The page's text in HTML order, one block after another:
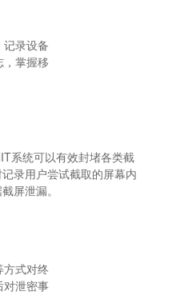
录设备
掌握移
系统可以有效封堵各类截
录用户尝试截取的屏幕内
屏泄漏。
式对终
对泄密事